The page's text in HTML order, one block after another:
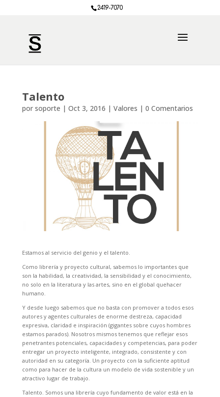
2419-7070
Talento
por soporte | Oct 3, 2016 | Valores | 0 Comentarios
Estamos al servicio del genio y el talento.
Como librería y proyecto cultural, sabemos lo importantes que
son la habilidad, la creatividad, la sensibilidad y el conocimiento,
no solo en la literatura y las artes, sino en el global quehacer
humano.
Y desde luego sabemos que no basta con promover a todos esos
autores y agentes culturales de enorme destreza, capacidad
expresiva, claridad e inspiración (gigantes sobre cuyos hombres
estamos parados). Nosotros mismos tenemos que reflejar esos
penetrantes potenciales, capacidades y competencias, para poder
entregar un proyecto inteligente, integrado, consistente y con
autoridad en su categoría. Un proyecto con la suficiente aptitud
como para hacer de la cultura un modelo de vida sostenible y un
atractivo lugar de trabajo.
Talento. Somos una librería cuyo fundamento de valor está en la